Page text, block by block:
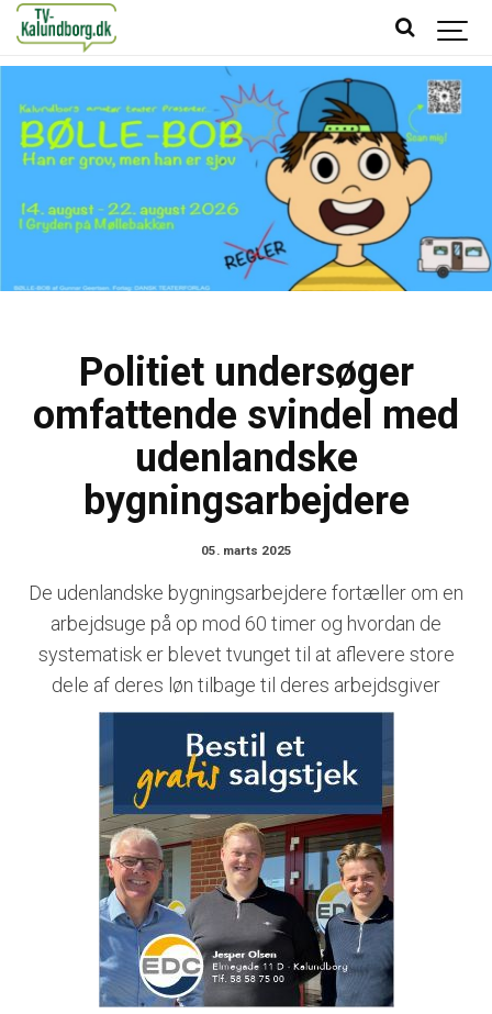
Politiet undersøger
omfattende svindel med
udenlandske
bygningsarbejdere
05. marts 2025
De udenlandske bygningsarbejdere fortæller om en
arbejdsuge på op mod 60 timer og hvordan de
systematisk er blevet tvunget til at aflevere store
dele af deres løn tilbage til deres arbejdsgiver